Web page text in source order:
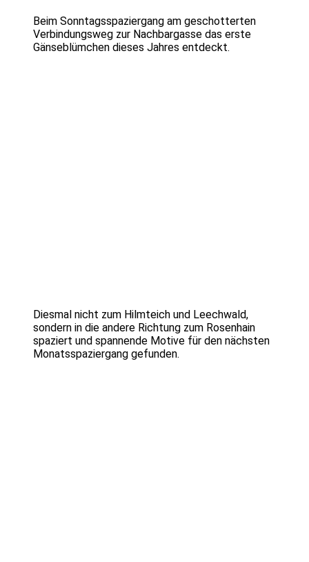
Beim Sonntagsspaziergang am geschotterten
Verbindungsweg zur Nachbargasse das erste
Gänseblümchen dieses Jahres entdeckt.
Diesmal nicht zum Hilmteich und Leechwald,
sondern in die andere Richtung zum Rosenhain
spaziert und spannende Motive für den nächsten
Monatsspaziergang gefunden.